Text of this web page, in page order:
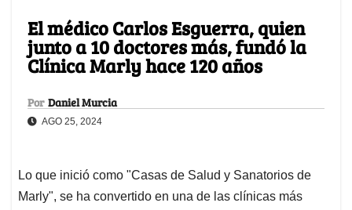
El médico Carlos Esguerra, quien
junto a 10 doctores más, fundó la
Clínica Marly hace 120 años
Por Daniel Murcia
AGO 25, 2024
Lo que inició como "Casas de Salud y Sanatorios de
Marly", se ha convertido en una de las clínicas más